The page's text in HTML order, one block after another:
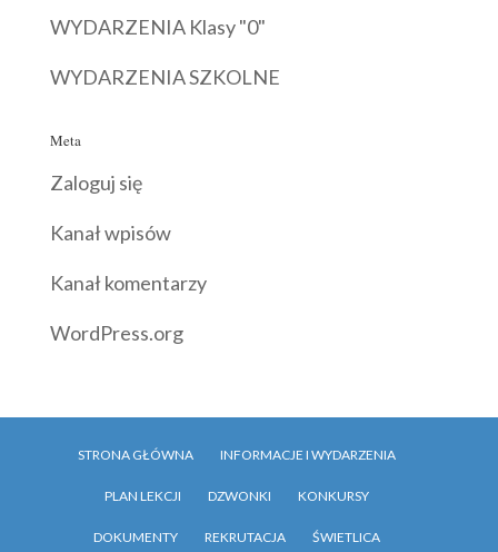
WYDARZENIA Klasy "0"
WYDARZENIA SZKOLNE
Meta
Zaloguj się
Kanał wpisów
Kanał komentarzy
WordPress.org
STRONA GŁÓWNA INFORMACJE I WYDARZENIA
PLAN LEKCJI DZWONKI KONKURSY
DOKUMENTY REKRUTACJA ŚWIETLICA